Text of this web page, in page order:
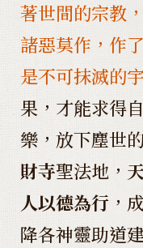
著世間的宗教
諸惡莫作，作
是不可抹滅的
果，才能求得
樂，放下塵世
財寺聖法地，
人以德為行 ，
降各神靈助道